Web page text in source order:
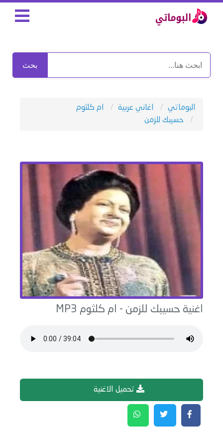
بحث
البوماتي اغاني عربية
ام كلثوم
حسيبك للزمن
اغنية حسيبك للزمن - ام كلثوم
تحميل الاغنية